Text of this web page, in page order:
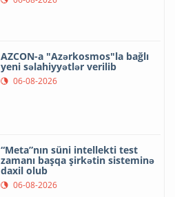
AZCON-a "Azərkosmos"la bağlı
yeni səlahiyyətlər verilib
06-08-2026
“Meta”nın süni intellekti test
zamanı başqa şirkətin sisteminə
daxil olub
06-08-2026